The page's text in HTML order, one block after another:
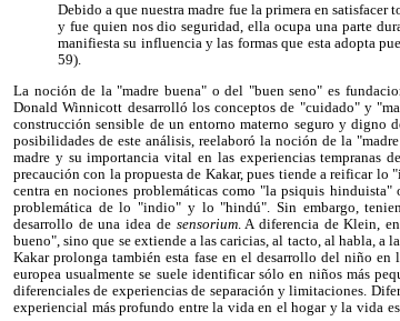
Debido a que nuestra madre fue la primera en satisfacer
y fue quien nos dio seguridad, ella ocupa una parte
manifiesta su influencia y las formas que esta adopta
59).
La noción de la "madre buena" o del "buen seno" es
Donald Winnicott desarrolló los conceptos de "cuidado" y
construcción sensible de un entorno materno seguro y digno
posibilidades de este análisis, reelaboró la noción de la
madre y su importancia vital en las experiencias tempranas
precaución con la propuesta de Kakar, pues tiende a reificar lo
centra en nociones problemáticas como "la psiquis
problemática de lo "indio" y lo "hindú". Sin embargo,
desarrollo de una idea de sensorium. A diferencia de Klein,
bueno", sino que se extiende a las caricias, al tacto, al habla, a
Kakar prolonga también esta fase en el desarrollo del niño
europea usualmente se suele identificar sólo en niños más
diferenciales de experiencias de separación y limitaciones.
experiencial más profundo entre la vida en el hogar y la vida